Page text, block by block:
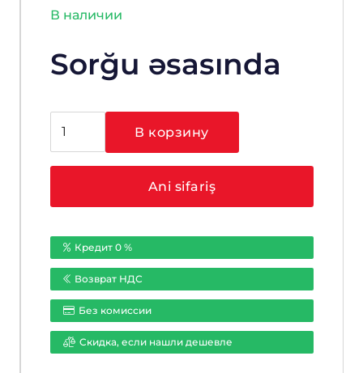
В наличии
Sorğu əsasında
товара
(2.8mm)
В корзину
Ani sifariş
Кредит 0 %
Возврат НДС
Без комиссии
Cкидка, если нашли дешевле